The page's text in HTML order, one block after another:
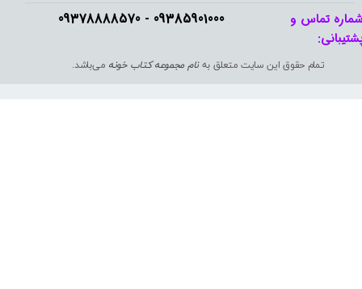
09385901000 - 09378888570​​​​​​​
تمام حقوق این سایت متعلق بهنام مجموعه کتاب خونه می‌باشد.
تماس و